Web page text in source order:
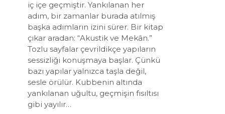
iç içe geçmiştir. Yankılanan her
adım, bir zamanlar burada atılmış
başka adımların izini sürer. Bir kitap
çıkar aradan: “Akustik ve Mekân.”
Tozlu sayfalar çevrildikçe yapıların
sessizliği konuşmaya başlar. Çünkü
bazı yapılar yalnızca taşla değil,
sesle örülür. Kubbenin altında
yankılanan uğultu, geçmişin fısıltısı
gibi yayılır…